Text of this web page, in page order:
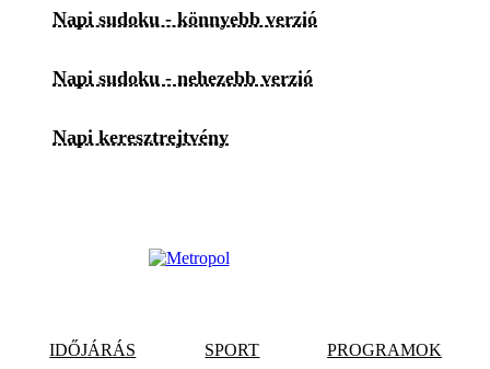
Napi sudoku - könnyebb verzió
Napi sudoku - nehezebb verzió
Napi keresztrejtvény
IDŐJÁRÁS SPORT PROGRAMOK